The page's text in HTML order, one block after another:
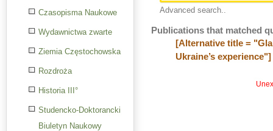
Czasopisma Naukowe
Wydawnictwa zwarte
Ziemia Częstochowska
Rozdroża
Historia III°
Studencko-Doktorancki
Biuletyn Naukowy
Advanced search..
Publications that matched
[Alternative title =
Ukraine’s experience"]